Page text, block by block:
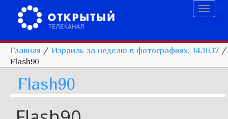
Главная / Израиль за неделю в фотографиях, 14.10.17/
Flash90
Flash90